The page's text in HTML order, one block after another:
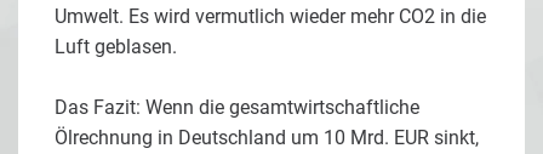
Umwelt. Es wird vermutlich wieder mehr CO2 in die
Luft geblasen.
Das Fazit: Wenn die gesamtwirtschaftliche
Ölrechnung in Deutschland um 10 Mrd. EUR sinkt,